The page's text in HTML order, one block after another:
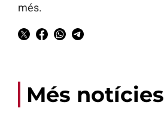
més.
Més notícies